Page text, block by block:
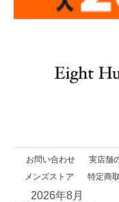
お問い合わせ 実店舗
メンズストア
特定商
2026年8月